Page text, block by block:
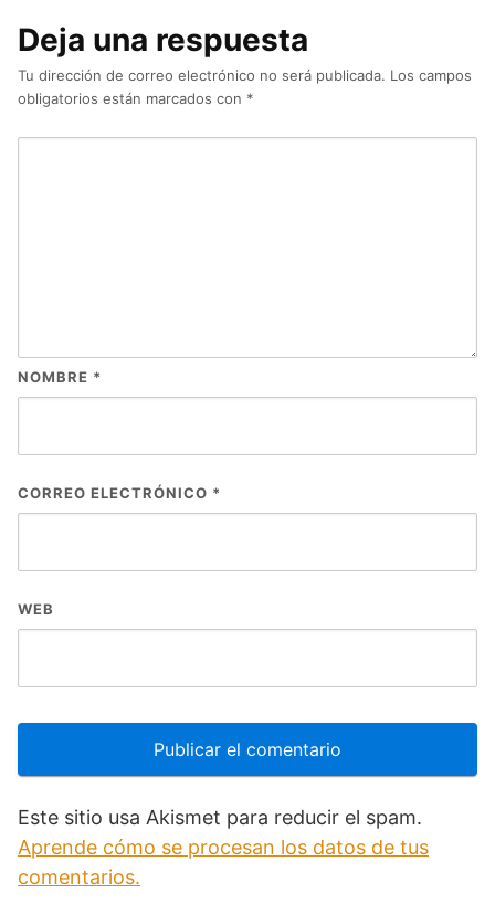
Deja una respuesta
Tu dirección de correo electrónico no será publicada. Los campos
obligatorios están marcados con *
NOMBRE *
CORREO ELECTRÓNICO *
WEB
Este sitio usa Akismet para reducir el spam.
Aprende cómo se procesan los datos de tus
comentarios.